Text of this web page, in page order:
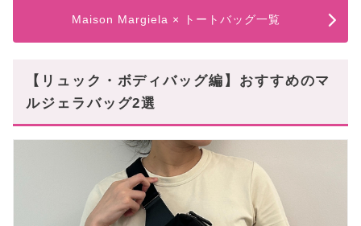
Maison Margiela × トートバッグ一覧
【リュック・ボディバッグ編】おすすめのマ
ルジェラバッグ2選